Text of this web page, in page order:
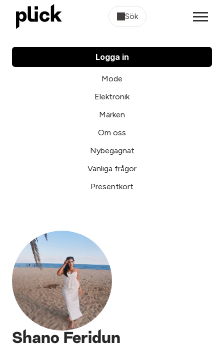
Sök
Logga in
Mode
Elektronik
Märken
Om oss
Nybegagnat
Vanliga frågor
Presentkort
Shano Feridun